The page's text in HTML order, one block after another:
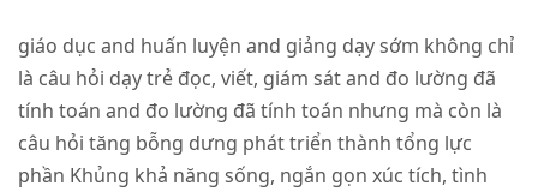
giáo dục and huấn luyện and giảng dạy sớm không chỉ
là câu hỏi dạy trẻ đọc, viết, giám sát and đo lường đã
tính toán and đo lường đã tính toán nhưng mà còn là
câu hỏi tăng bỗng dưng phát triển thành tổng lực
phần Khủng khả năng sống, ngắn gọn xúc tích, tình